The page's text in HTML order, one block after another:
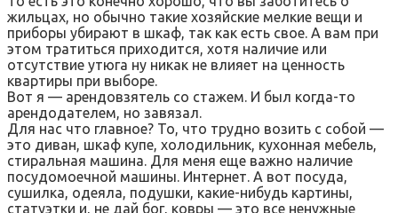
жильцах, но обычно такие хозяйские мелкие вещи и
приборы убирают в шкаф, так как есть свое. А вам при
этом тратиться приходится, хотя наличие или
отсутствие утюга ну никак не влияет на ценность
квартиры при выборе.
Вот я — арендовзятель со стажем. И был когда-то
арендодателем, но завязал.
Для нас что главное? То, что трудно возить с собой —
это диван, шкаф купе, холодильник, кухонная мебель,
стиральная машина. Для меня еще важно наличие
посудомоечной машины. Интернет. А вот посуда,
сушилка, одеяла, подушки, какие-нибудь картины,
статуэтки и, не дай бог, ковры — это все ненужные